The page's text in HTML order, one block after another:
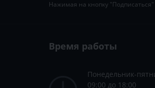
Нажимая на кнопку
Время работы
Понедельник-
09:00 до 18:00